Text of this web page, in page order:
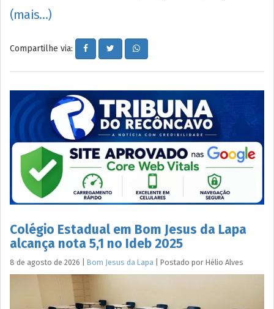
(mais…)
Compartilhe via:
Colégio Estadual em Bom Jesus da Lapa
alcança nota 5,1 no Ideb 2025
8 de agosto de 2026 Bom Jesus da Lapa Postado por Hélio Alves